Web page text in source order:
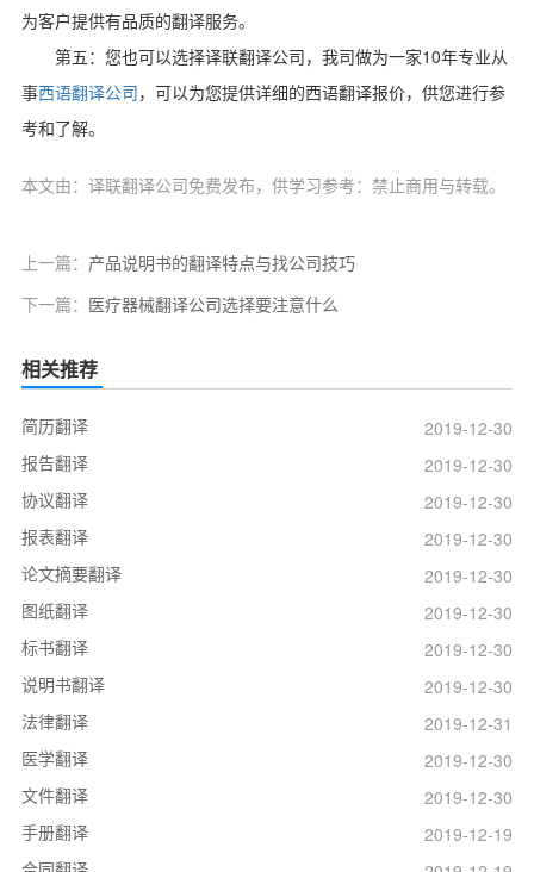
为客户提供有品质的翻译服务。
第五：您也可以选择译联翻译公司，我司做为一家10年专业从
事西语翻译公司 ，可以为您提供详细的西语翻译报价，供您进行参
考和了解。
本文由：译联翻译公司免费发布，供学习参考：禁止商用与转载。
上一篇： 产品说明书的翻译特点与找公司技巧
下一篇： 医疗器械翻译公司选择要注意什么
相关推荐
简历翻译
2019-12-30
报告翻译
2019-12-30
协议翻译
2019-12-30
报表翻译
2019-12-30
论文摘要翻译
2019-12-30
图纸翻译
2019-12-30
标书翻译
2019-12-30
说明书翻译
2019-12-30
法律翻译
2019-12-31
医学翻译
2019-12-30
文件翻译
2019-12-30
手册翻译
2019-12-19